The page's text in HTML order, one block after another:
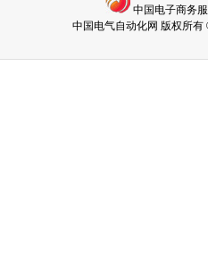
中国电子商务
中国电气自动化网 版权所